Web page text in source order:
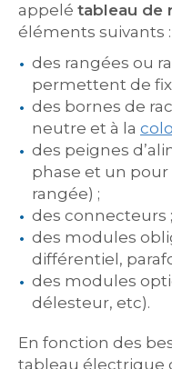
appelé tableau de
éléments suivants :
des rangées ou
permettent de
des bornes de
neutre et à la
des peignes
phase et un
rangée) ;
des connecteurs ;
des modules
différentiel,
des modules
délesteur, etc).
En fonction des
tableau électrique